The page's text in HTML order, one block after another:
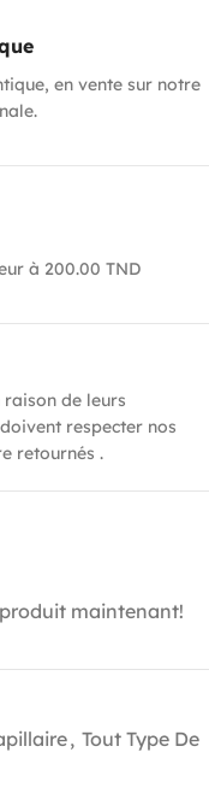
en vente sur notre
à 200.00 TND
de leurs
respecter nos
retournés .
maintenant!
, Tout Type De